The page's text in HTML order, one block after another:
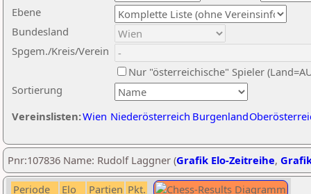
Ebene
Sortierung
Bundesland
Spgem./Kreis/Verein
Nur "österreichische" Spieler
Vereinslisten:Wien Niederösterreich Burgenland
Pnr:107836 Name: Rudolf Laggner (Grafik Elo-Zeitreihe,
Periode Elo Partien Pkt.